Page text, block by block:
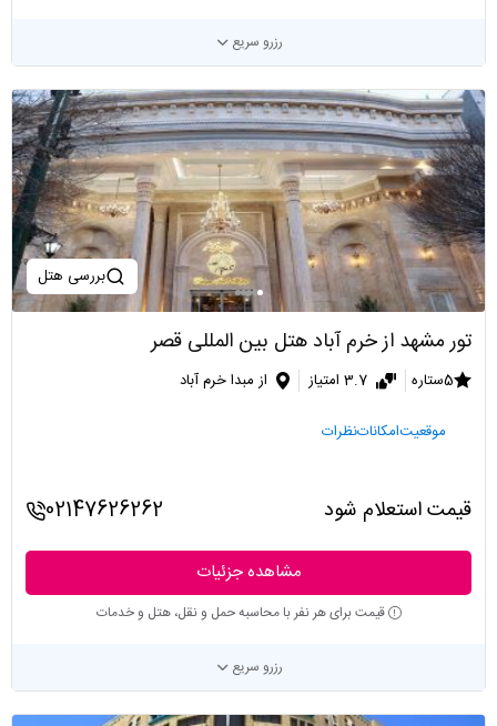
رزرو سریع
بررسی هتل
تور مشهد از خرم آباد هتل بین المللی قصر
5ستاره 3.7 امتیاز از مبدا خرم آباد
موقعیتامکاناتنظرات
قیمت استعلام شود 02147626262
مشاهده جزئیات
قیمت برای هر نفر با محاسبه حمل و نقل، هتل و خدمات
رزرو سریع